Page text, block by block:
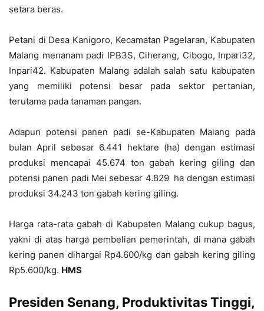
setara beras.
Petani di Desa Kanigoro, Kecamatan Pagelaran, Kabupaten
Malang menanam padi IPB3S, Ciherang, Cibogo, Inpari32,
Inpari42. Kabupaten Malang adalah salah satu kabupaten
yang memiliki potensi besar pada sektor pertanian,
terutama pada tanaman pangan.
Adapun potensi panen padi se-Kabupaten Malang pada
bulan April sebesar 6.441 hektare (ha) dengan estimasi
produksi mencapai 45.674 ton gabah kering giling dan
potensi panen padi Mei sebesar 4.829 ha dengan estimasi
produksi 34.243 ton gabah kering giling.
Harga rata-rata gabah di Kabupaten Malang cukup bagus,
yakni di atas harga pembelian pemerintah, di mana gabah
kering panen dihargai Rp4.600/kg dan gabah kering giling
Rp5.600/kg. HMS
Presiden Senang, Produktivitas Tinggi,